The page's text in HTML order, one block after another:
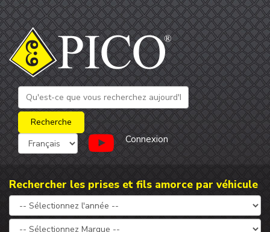
Connexion
Rechercher les prises et fils amorce par véhicule